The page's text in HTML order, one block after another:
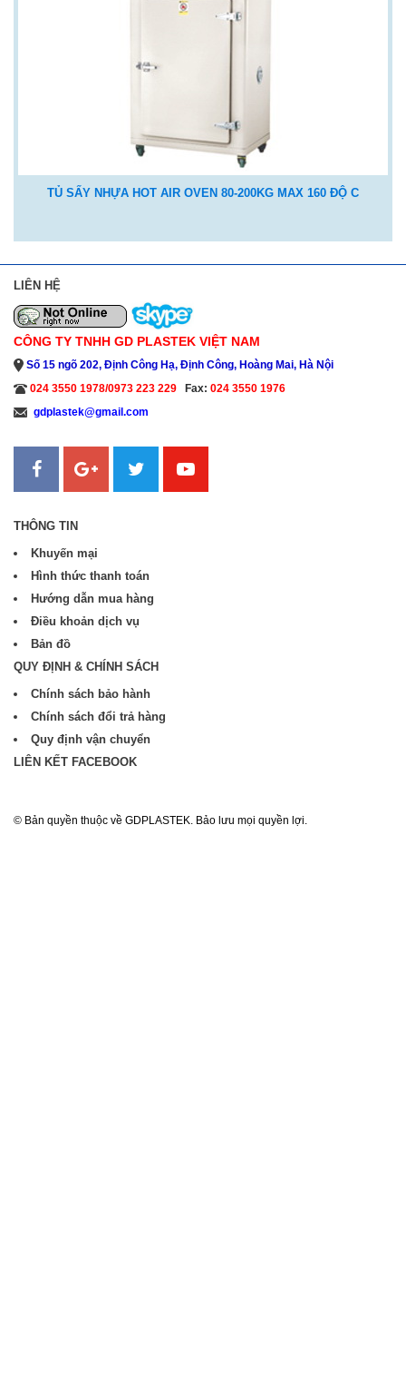
TỦ SẤY NHỰA HOT AIR OVEN 80-200KG MAX 160 ĐỘ C
LIÊN HỆ
CÔNG TY TNHH GD PLASTEK VIỆT NAM
Số 15 ngõ 202, Định Công Hạ, Định Công, Hoàng Mai, Hà Nội
024 3550 1978/0973 223 229
Fax: 024 3550 1976
gdplastek@gmail.com
THÔNG TIN
Khuyến mại
Hình thức thanh toán
Hướng dẫn mua hàng
Điều khoản dịch vụ
Bản đồ
QUY ĐỊNH & CHÍNH SÁCH
Chính sách bảo hành
Chính sách đổi trả hàng
Quy định vận chuyển
LIÊN KẾT FACEBOOK
© Bản quyền thuộc về GDPLASTEK. Bảo lưu mọi quyền lợi.